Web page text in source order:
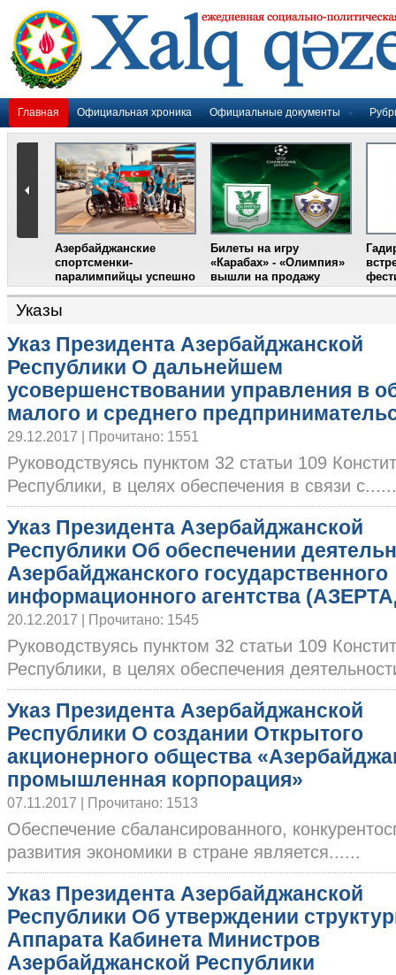
Главная Официальная хроника Официальные документы
Указы
Указ Президента Азербайджанской
Республики О дальнейшем
усовершенствовании управления в
малого и среднего
29.12.2017 | Прочитано: 1551
Руководствуясь пунктом 32 статьи 109
Республики, в целях обеспечения в связи с......
Указ Президента Азербайджанской
Республики Об обеспечении
Азербайджанского государственного
информационного агентства
20.12.2017 | Прочитано: 1545
Руководствуясь пунктом 32 статьи 109
Республики, в целях обеспечения
Указ Президента Азербайджанской
Республики О создании Открытого
акционерного общества
промышленная корпорация»
07.11.2017 | Прочитано: 1513
Обеспечение сбалансированного,
развития экономики в стране является......
Указ Президента Азербайджанской
Республики Об утверждении
Аппарата Кабинета Министров
Азербайджанской Республики